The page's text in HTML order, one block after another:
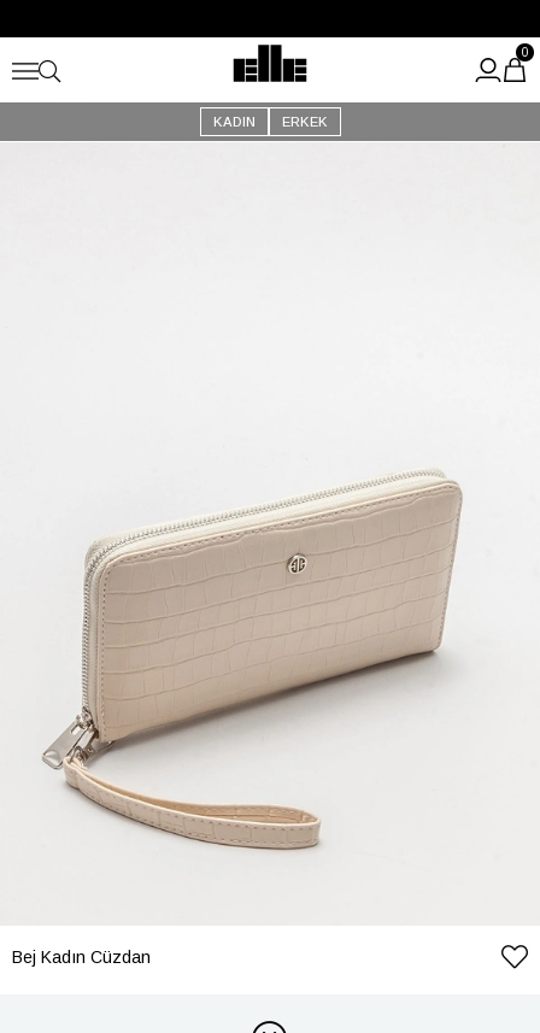
Kargo Ücretsiz!
KADIN ERKEK
0
Bej Kadın Cüzdan